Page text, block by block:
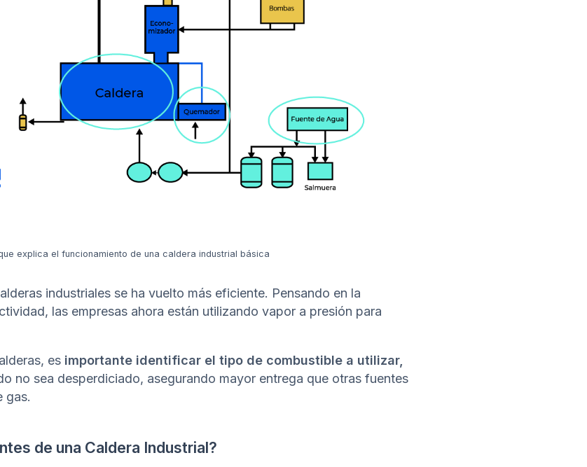
explica el funcionamiento de una caldera industrial básica
industriales se ha vuelto más eficiente. Pensando en la
las empresas ahora están utilizando vapor a presión para
es importante identificar el tipo de combustible a utilizar,
no sea desperdiciado, asegurando mayor entrega que otras fuentes
gas.
de una Caldera Industrial?